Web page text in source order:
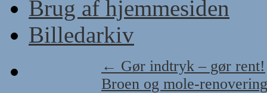
Brug af hjemmesiden
Billedarkiv
← Gør indtryk – gør rent!
Broen og mole-